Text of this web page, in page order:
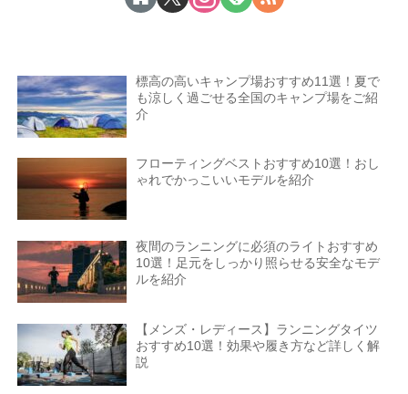
標高の高いキャンプ場おすすめ11選！夏で
も涼しく過ごせる全国のキャンプ場をご紹
介
フローティングベストおすすめ10選！おし
ゃれでかっこいいモデルを紹介
夜間のランニングに必須のライトおすすめ
10選！足元をしっかり照らせる安全なモデ
ルを紹介
【メンズ・レディース】ランニングタイツ
おすすめ10選！効果や履き方など詳しく解
説